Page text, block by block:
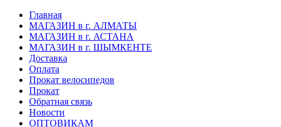
Главная
МАГАЗИН в г. АЛМАТЫ
МАГАЗИН в г. АСТАНА
МАГАЗИН в г. ШЫМКЕНТЕ
Доставка
Оплата
Прокат велосипедов
Прокат
Обратная связь
Новости
ОПТОВИКАМ